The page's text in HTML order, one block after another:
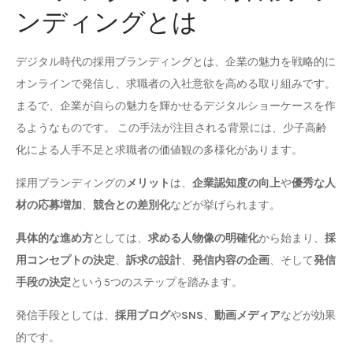
ンディングとは
デジタル時代の採用ブランディングとは、企業の魅力を戦略的に
オンラインで発信し、求職者の入社意欲を高める取り組みです。
まるで、企業が自らの魅力を輝かせるデジタルショーケースを作
るようなものです。 この手法が注目される背景には、少子高齢
化による人手不足と求職者の価値観の多様化があります。
採用ブランディングのメリット は、 企業認知度の向上や優秀な人
材の応募増加、 競合との差別化などが挙げられます。
具体的な進め方としては、 求める人物像の明確化から始まり、 採
用コンセプトの決定、 訴求の設計、 発信内容の企画、そして発信
手段の決定という5つのステップを踏みます。
発信手段としては、 採用ブログやSNS、 動画メディアなどが効果
的です。